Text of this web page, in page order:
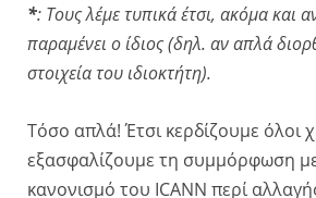
*: Τους λέμε τυπικά έτσι, ακόμα και
παραμένει ο ίδιος (δηλ. αν απλά
στοιχεία του ιδιοκτήτη).
Τόσο απλά! Έτσι κερδίζουμε όλοι
εξασφαλίζουμε τη συμμόρφωση
κανονισμό του ICANN περί